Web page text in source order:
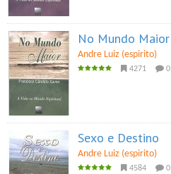
No Mundo Maior
Andre Luiz (espirito)
4271 0
Sexo e Destino
Andre Luiz (espirito)
4584 0